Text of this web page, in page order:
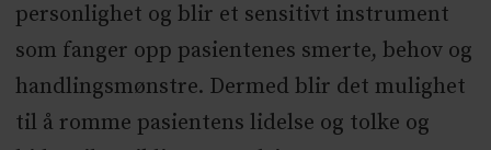
personlighet og blir et sensitivt instrument
som fanger opp pasientenes smerte, behov og
handlingsmønstre. Dermed blir det mulighet
til å romme pasientens lidelse og tolke og